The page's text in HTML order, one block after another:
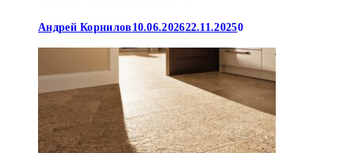
Андрей Корнилов 10.06.202622.11.20250